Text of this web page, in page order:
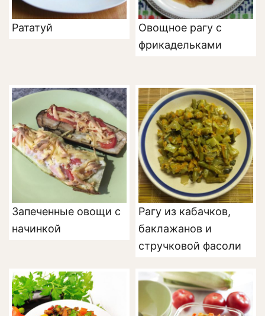
Рататуй
Овощное рагу с
фрикадельками
Запеченные овощи с
начинкой
Рагу из кабачков,
баклажанов и
стручковой фасоли